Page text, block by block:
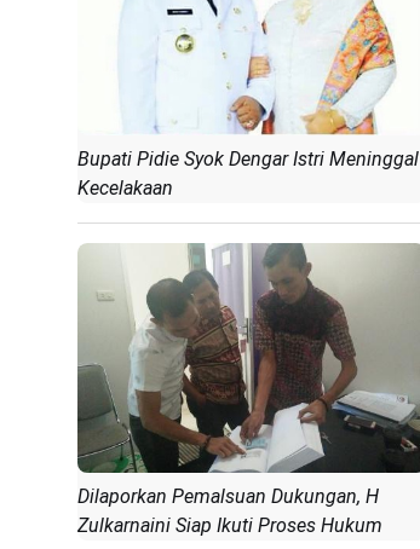
Bupati Pidie Syok Dengar Istri Meninggal
Kecelakaan
Dilaporkan Pemalsuan Dukungan, H
Zulkarnaini Siap Ikuti Proses Hukum